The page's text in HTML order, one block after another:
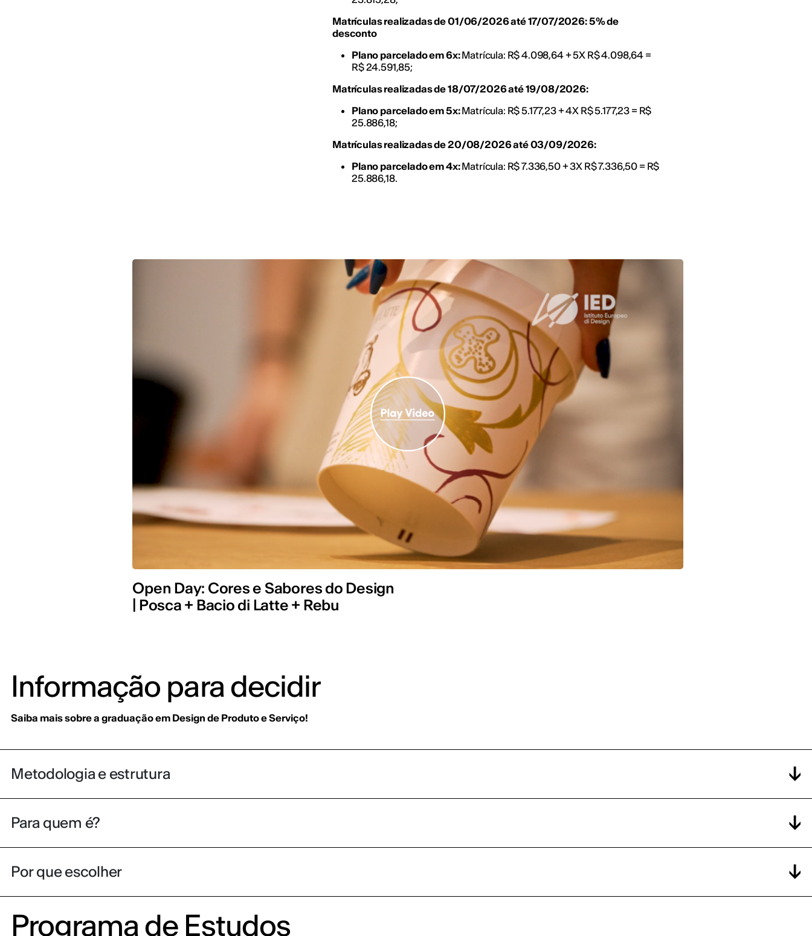
Matrículas realizadas de 01/06/2026 até 17/07/2026: 5% de
desconto
Plano parcelado em 6x:Matrícula: R$ 4.098,64 + 5X R$ 4.098,64 =
R$ 24.591,85;
Matrículas realizadas de 18/07/2026 até 19/08/2026:
Plano parcelado em 5x:Matrícula: R$ 5.177,23 + 4X R$ 5.177,23 = R$
25.886,18;
Matrículas realizadas de 20/08/2026 até 03/09/2026:
Plano parcelado em 4x:Matrícula: R$ 7.336,50 + 3X R$ 7.336,50 = R$
25.886,18.
Open Day: Cores e Sabores do Design
| Posca + Bacio di Latte + Rebu
Informação para decidir
Saiba mais sobre a graduação em Design de Produto e Serviço!
Metodologia e estrutura
Para quem é?
Por que escolher
Programa de Estudos